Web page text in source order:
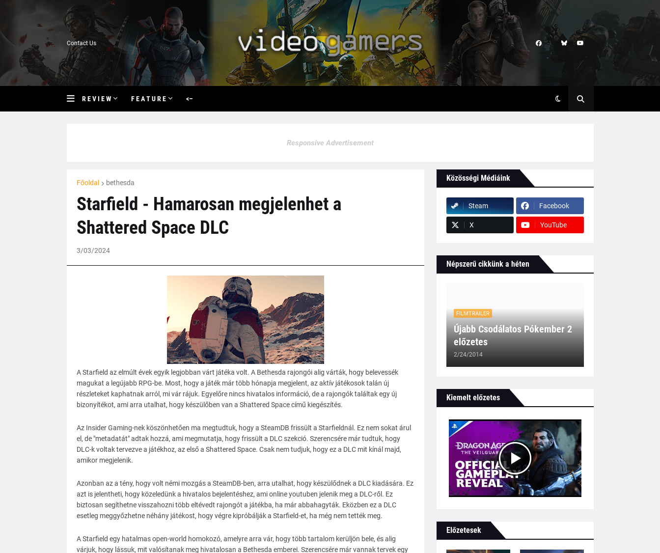
Contact Us
R E V I E W F E A T U R E <–
Responsive Advertisement
Főoldal bethesda
Starfield - Hamarosan megjelenhet a
Shattered Space DLC
3/03/2024
A Starfield az elmúlt évek egyik legjobban várt játéka volt. A Bethesda rajongói alig várták, hogy belevessék
magukat a legújabb RPG-be. Most, hogy a játék már több hónapja megjelent, az aktív játékosok talán új
részleteket kaphatnak arról, mi vár rájuk. Egyelőre nincs hivatalos információ, de a rajongók találtak egy új
bizonyítékot, ami arra utalhat, hogy készülőben van a Shattered Space című kiegészítés.
Az Insider Gaming-nek köszönhetően ma megtudtuk, hogy a SteamDB frissült a Starfieldnál. Ez nem sokat árul
el, de "metadatát" adtak hozzá, ami megmutatja, hogy frissült a DLC szekció. Szerencsére már tudtuk, hogy
DLC-k voltak tervezve a játékhoz, az első a Shattered Space. Csak nem tudjuk, hogy ez a DLC mit kínál majd,
amikor megjelenik.
Azonban az a tény, hogy volt némi mozgás a SteamDB-ben, arra utalhat, hogy készülődnek a DLC kiadására. Ez
azt is jelentheti, hogy közeledünk a hivatalos bejelentéshez, ami online youtuben jelenik meg a DLC-ről. Ez
biztosan segíthetne visszahozni több eltévedt rajongót a játékba, ha már abbahagyták. Eközben ez a DLC
esetleg meggyőzhetne néhány játékost, hogy végre kipróbálják a Starfield-et, ha még nem tették meg.
A Starfield egy hatalmas open-world homokozó, amelyre arra vár, hogy több tartalom kerüljön bele, és alig
várjuk, hogy lássuk, mit valósítanak meg hivatalosan a Bethesda emberei. Szerencsére már vannak tervek egy
Közösségi Médiáink
Steam Facebook
X YouTube
Népszerű cikkünk a héten
FILMTRAILER
Újabb Csodálatos Pókember 2
előzetes
2/24/2014
Kiemelt előzetes
Előzetesek